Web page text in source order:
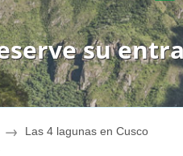
su
Las 4 lagunas en Cusco